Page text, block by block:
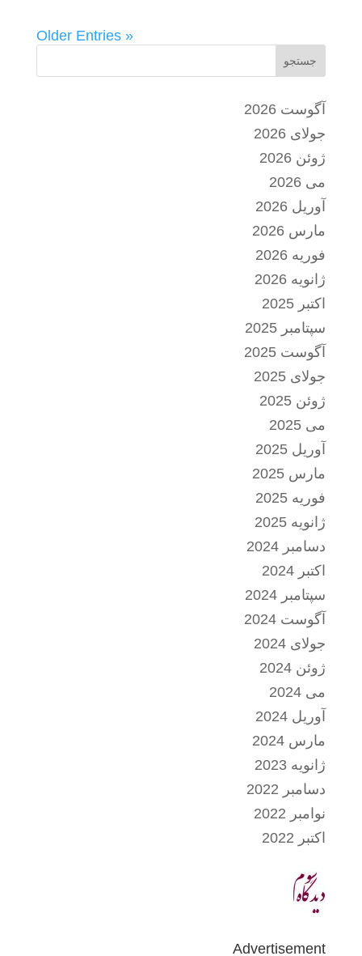
« Older Entries
جستجو
آگوست 2026
جولای 2026
ژوئن 2026
می 2026
آوریل 2026
مارس 2026
فوریه 2026
ژانویه 2026
اکتبر 2025
سپتامبر 2025
آگوست 2025
جولای 2025
ژوئن 2025
می 2025
آوریل 2025
مارس 2025
فوریه 2025
ژانویه 2025
دسامبر 2024
اکتبر 2024
سپتامبر 2024
آگوست 2024
جولای 2024
ژوئن 2024
می 2024
آوریل 2024
مارس 2024
ژانویه 2023
دسامبر 2022
نوامبر 2022
اکتبر 2022
Advertisement